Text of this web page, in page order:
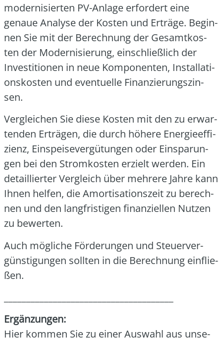
moder­ni­sier­ten PV-Anla­ge erfor­dert eine
genaue Ana­ly­se der Kos­ten und Erträ­ge. Begin­
nen Sie mit der Berech­nung der Gesamt­kos­
ten der Moder­ni­sie­rung, ein­schließ­lich der
Inves­ti­tio­nen in neue Kom­po­nen­ten, Instal­la­ti­
ons­kos­ten und even­tu­el­le Finan­zie­rungs­zin­
sen.
Ver­glei­chen Sie die­se Kos­ten mit den zu erwar­
ten­den Erträ­gen, die durch höhe­re Ener­gie­ef­fi­
zi­enz, Ein­spei­se­ver­gü­tun­gen oder Ein­spa­run­
gen bei den Strom­kos­ten erzielt wer­den. Ein
detail­lier­ter Ver­gleich über meh­re­re Jah­re kann
Ihnen hel­fen, die Amor­ti­sa­ti­ons­zeit zu berech­
nen und den lang­fris­ti­gen finan­zi­el­len Nut­zen
zu bewer­ten.
Auch mög­li­che För­de­run­gen und Steu­er­ver­
güns­ti­gun­gen soll­ten in die Berech­nung ein­flie­
ßen.
Ergän­zun­gen:
Hier kom­men Sie zu einer Aus­wahl aus unse­